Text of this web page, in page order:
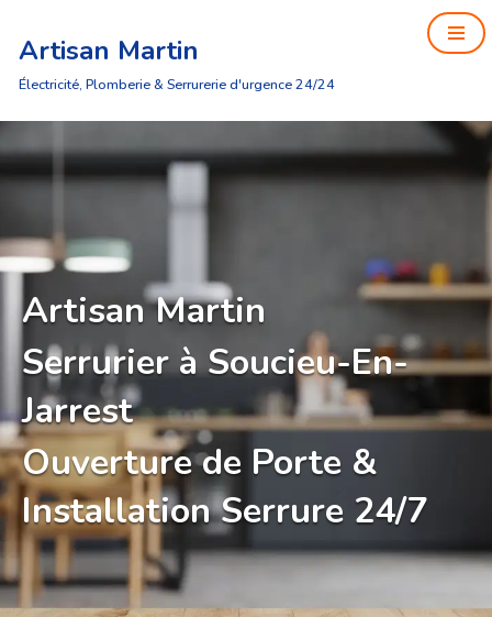
Aller
au
Artisan Martin
Électricité, Plomberie & Serrurerie d'urgence 24/24
Artisan Martin
Serrurier à Soucieu-En-
Jarrest
Ouverture de Porte &
Installation Serrure 24/7